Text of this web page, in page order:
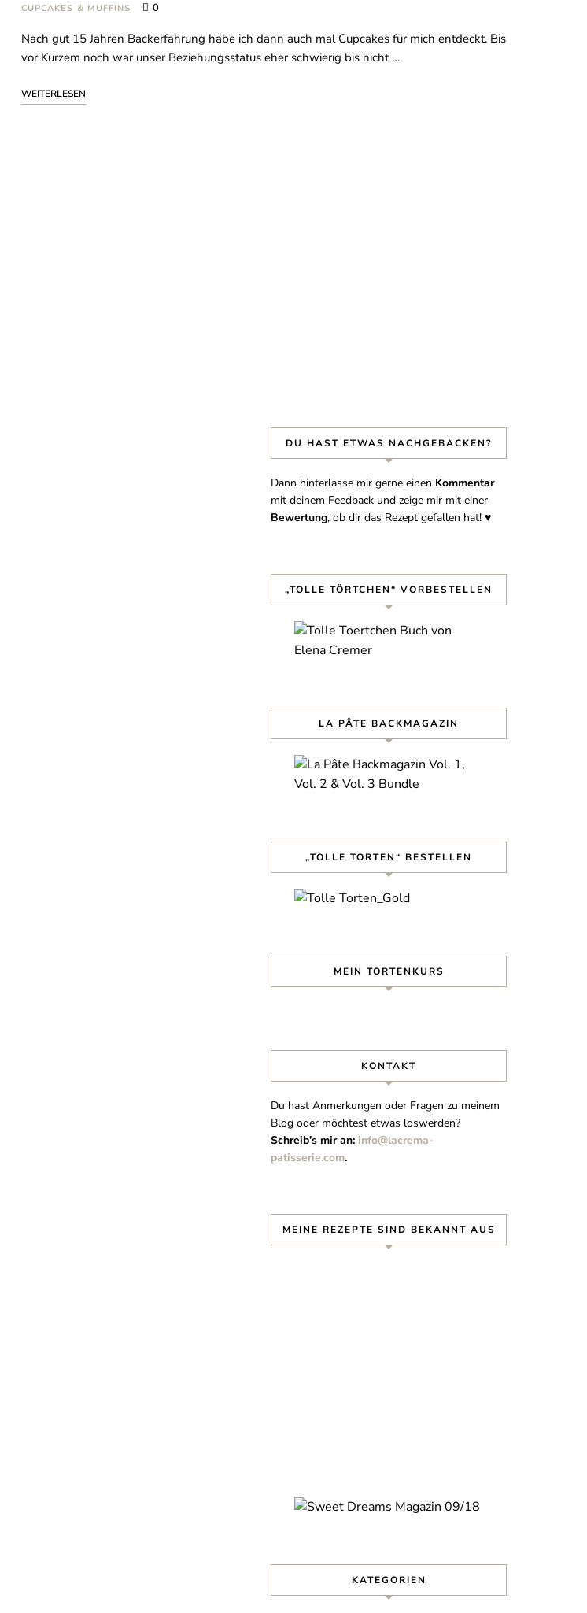
CUPCAKES & MUFFINS 0
Nach gut 15 Jahren Backerfahrung habe ich dann auch mal Cupcakes für mich entdeckt. Bis
vor Kurzem noch war unser Beziehungsstatus eher schwierig bis nicht …
WEITERLESEN
DU HAST ETWAS NACHGEBACKEN?
Dann hinterlasse mir gerne einen Kommentar
mit deinem Feedback und zeige mir mit einer
Bewertung, ob dir das Rezept gefallen hat! ♥︎
„TOLLE TÖRTCHEN“ VORBESTELLEN
LA PÂTE BACKMAGAZIN
„TOLLE TORTEN“ BESTELLEN
MEIN TORTENKURS
KONTAKT
Du hast Anmerkungen oder Fragen zu meinem
Blog oder möchtest etwas loswerden?
Schreib’s mir an: info@lacrema-
patisserie.com.
MEINE REZEPTE SIND BEKANNT AUS
KATEGORIEN